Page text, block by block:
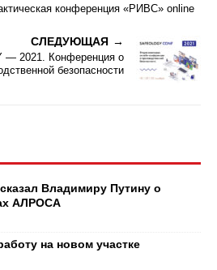
конференция «РИВС» online
СЛЕДУЮЩАЯ
— 2021. Конференция о
безопасности
Владимиру Путину о
АЛРОСА
на новом участке